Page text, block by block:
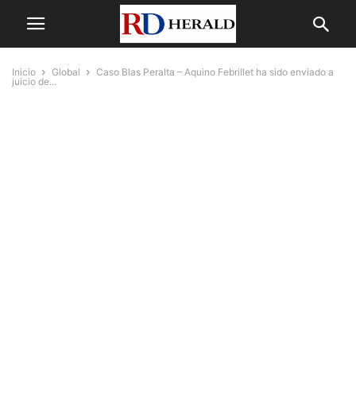
Inicio Global
Caso Blas Peralta – Aquino Febrillet ha sido enviado a
juicio de...